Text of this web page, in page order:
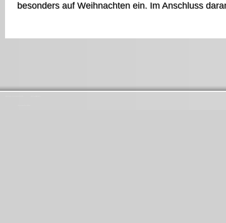
besonders auf Weihnachten ein. Im Anschluss